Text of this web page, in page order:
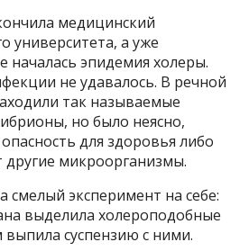
медицинский
университета, а уже
началась эпидемия холеры.
не удавалось. В речной
так называемые
но было неясно,
для здоровья либо
микроорганизмы.
смелый эксперимент на себе:
выделила холероподобные
суспензию с ними.